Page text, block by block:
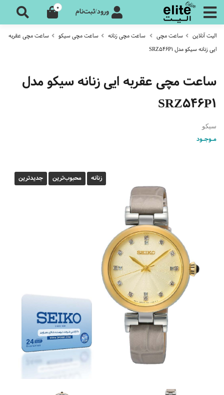
ورود/ثبت‌نام 0
الیت آنلاین ساعت مچی ساعت مچی زنانه ساعت مچی سیکو
ساعت مچی عقربه
ایی زنانه سیکو مدل SRZ546P1
ساعت مچی عقربه ایی زنانه سیکو مدل
SRZ546P1
سیکو
مـوجـود
زنانه محبوب‌‌ترین‌ جدیدترین